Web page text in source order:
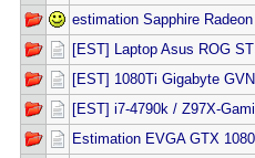
estimation Sapphire
[EST] Laptop Asus ROG
[EST] 1080Ti Gigabyte
[EST] i7-4790k / Z97X-
Estimation EVGA GTX